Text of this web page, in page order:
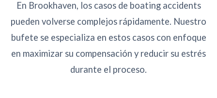
En Brookhaven, los casos de boating accidents
pueden volverse complejos rápidamente. Nuestro
bufete se especializa en estos casos con enfoque
en maximizar su compensación y reducir su estrés
durante el proceso.